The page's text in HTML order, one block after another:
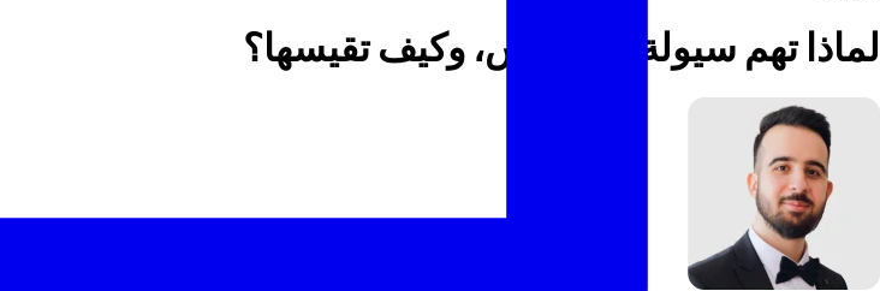
لماذا تهم سيولة الفوركس، وكيف تقيسها؟